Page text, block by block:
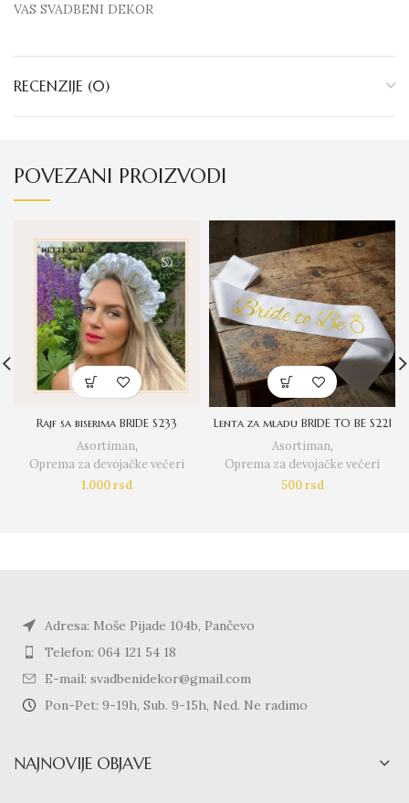
VAS SVADBENI DEKOR
RECENZIJE (0)
POVEZANI PROIZVODI
Rajf sa biserima BRIDE S233
Asortiman,
Oprema za devojačke večeri
1.000rsd
Lenta za mladu BRIDE TO BE S221
Asortiman,
Oprema za devojačke večeri
500rsd
Adresa: Moše Pijade 104b, Pančevo
Telefon: 064 121 54 18
E-mail: svadbenidekor@gmail.com
Pon-Pet: 9-19h, Sub. 9-15h, Ned. Ne radimo
NAJNOVIJE OBJAVE